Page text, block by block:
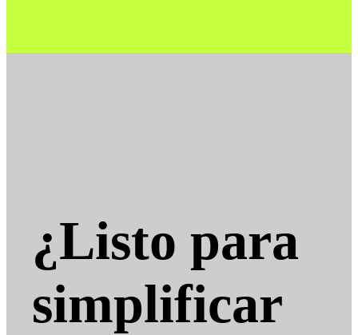
¿Listo para
simplificar